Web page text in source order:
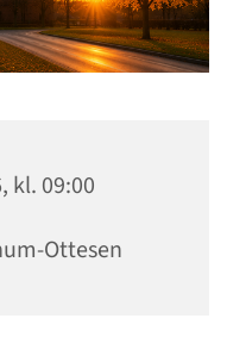
kl. 09:00
Ottesen